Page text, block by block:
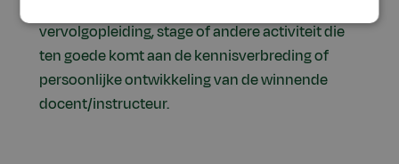
vervolgopleiding, stage of andere activiteit die
ten goede komt aan de kennisverbreding of
persoonlijke ontwikkeling van de winnende
docent/instructeur.